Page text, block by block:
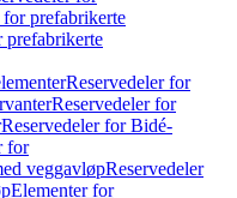
prefabrikerte
prefabrikerte
Reservedeler for
Reservedeler for
Reservedeler for Bidé-
for
veggavløpReservedeler
Elementer for